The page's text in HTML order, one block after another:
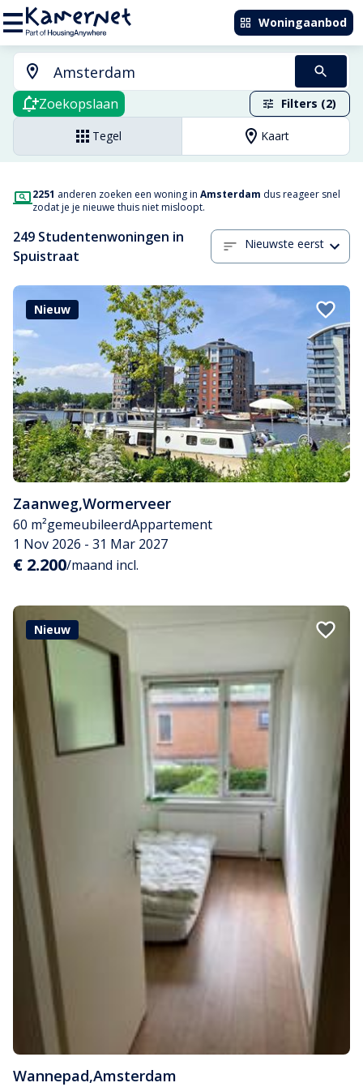
Woningaanbod
Zoekopslaan Filters (2)
Tegel Kaart
2251 anderen zoeken een woning in Amsterdam dus reageer snel
zodat je je nieuwe thuis niet misloopt.
249 Studentenwoningen in
Spuistraat
Nieuwste eerst
Nieuw
Zaanweg,Wormerveer
60 m²gemeubileerdAppartement
1 Nov 2026 - 31 Mar 2027
€ 2.200/maand incl.
Nieuw
Wannepad,Amsterdam